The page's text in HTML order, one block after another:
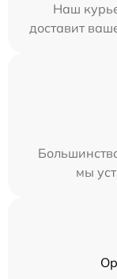
Наш
доставит
мы